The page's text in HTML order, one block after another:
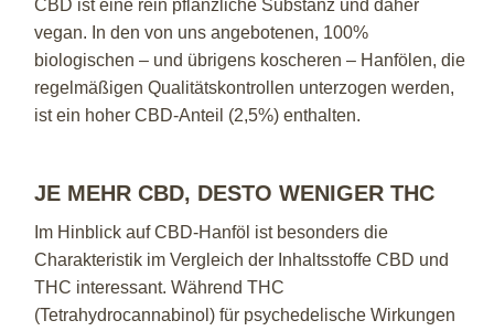
CBD ist eine rein pflanzliche Substanz und daher
vegan. In den von uns angebotenen, 100%
biologischen – und übrigens koscheren – Hanfölen, die
regelmäßigen Qualitätskontrollen unterzogen werden,
ist ein hoher CBD-Anteil (2,5%) enthalten.
JE MEHR CBD, DESTO WENIGER THC
Im Hinblick auf CBD-Hanföl ist besonders die
Charakteristik im Vergleich der Inhaltsstoffe CBD und
THC interessant. Während THC
(Tetrahydrocannabinol) für psychedelische Wirkungen